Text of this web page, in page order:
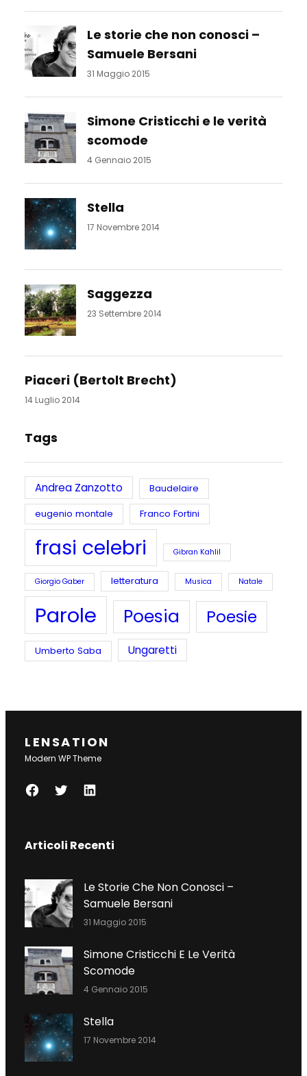
Le storie che non conosci –
Samuele Bersani
31 Maggio 2015
Simone Cristicchi e le verità
scomode
4 Gennaio 2015
Stella
17 Novembre 2014
Saggezza
23 Settembre 2014
Piaceri (Bertolt Brecht)
14 Luglio 2014
Tags
Andrea Zanzotto
Baudelaire
eugenio montale
Franco Fortini
frasi celebri Gibran Kahlil
Giorgio Gaber letteratura Musica Natale
Parole Poesia Poesie
Umberto Saba Ungaretti
LENSATION
Modern WP Theme
F
E
O
O
K
T
T
E
R
L
K
N
Articoli Recenti
Le Storie Che Non Conosci –
Samuele Bersani
31 Maggio 2015
Simone Cristicchi E Le Verità
Scomode
4 Gennaio 2015
Stella
17 Novembre 2014